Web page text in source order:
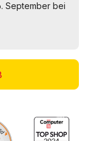
September bei